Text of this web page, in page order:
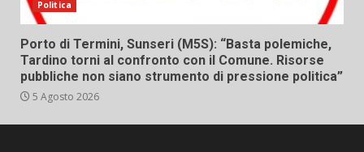
Politica
Porto di Termini, Sunseri (M5S): “Basta polemiche,
Tardino torni al confronto con il Comune. Risorse
pubbliche non siano strumento di pressione politica”
5 Agosto 2026